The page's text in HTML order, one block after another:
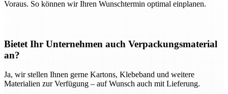
Voraus. So können wir Ihren Wunschtermin optimal einplanen.
Bietet Ihr Unternehmen auch Verpackungsmaterial
an?
Ja, wir stellen Ihnen gerne Kartons, Klebeband und weitere
Materialien zur Verfügung – auf Wunsch auch mit Lieferung.